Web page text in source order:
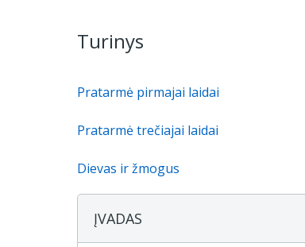
Turinys
Pratarmė pirmajai laidai
Pratarmė trečiajai laidai
Dievas ir žmogus
ĮVADAS